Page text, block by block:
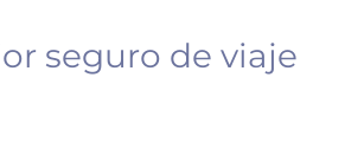
seguro de viaje